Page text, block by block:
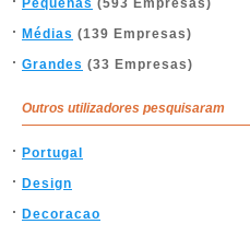
Pequenas (593 Empresas)
Médias (139 Empresas)
Grandes (33 Empresas)
Outros utilizadores pesquisaram
Portugal
Design
Decoracao